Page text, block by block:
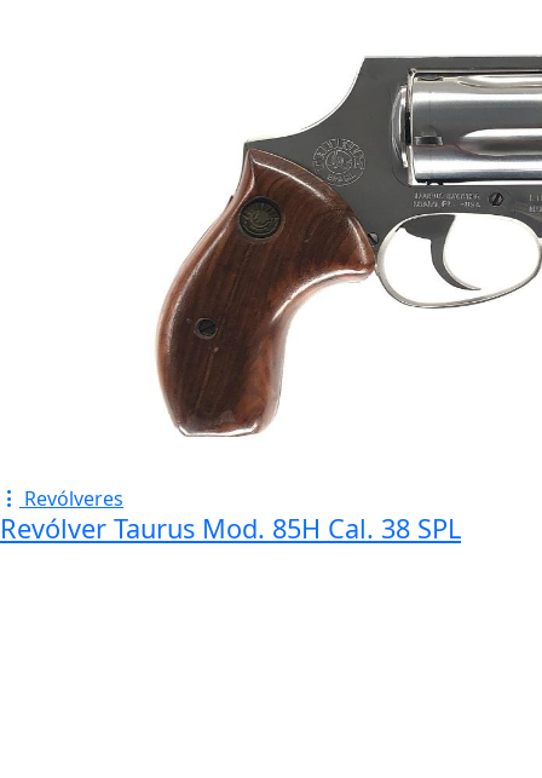
Revólveres
Revólver Taurus Mod. 85H Cal. 38 SPL